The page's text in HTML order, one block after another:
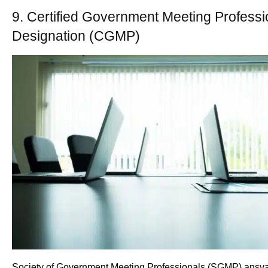
9. Certified Government Meeting
Designation (CGMP)